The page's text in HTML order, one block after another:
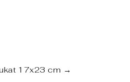
17x23 cm →